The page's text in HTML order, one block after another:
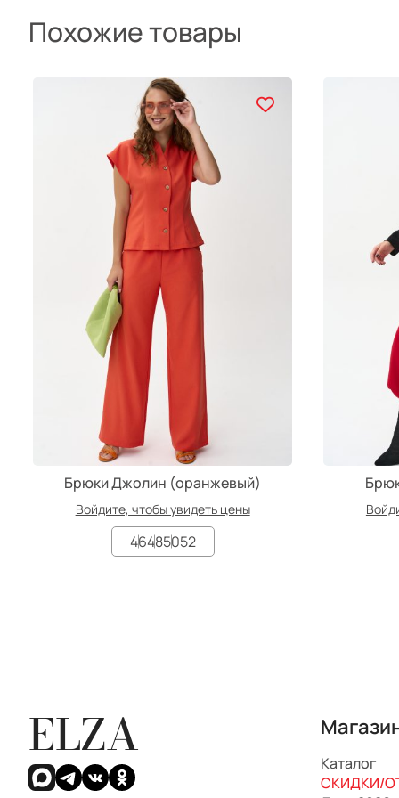
Похожие товары
Брюки Джолин (оранжевый)
Войдите, чтобы увидеть цены
46485052
ELZA
Каталог
СКИДКИ/